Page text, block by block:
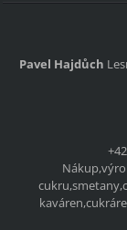
Pavel Hajdůch